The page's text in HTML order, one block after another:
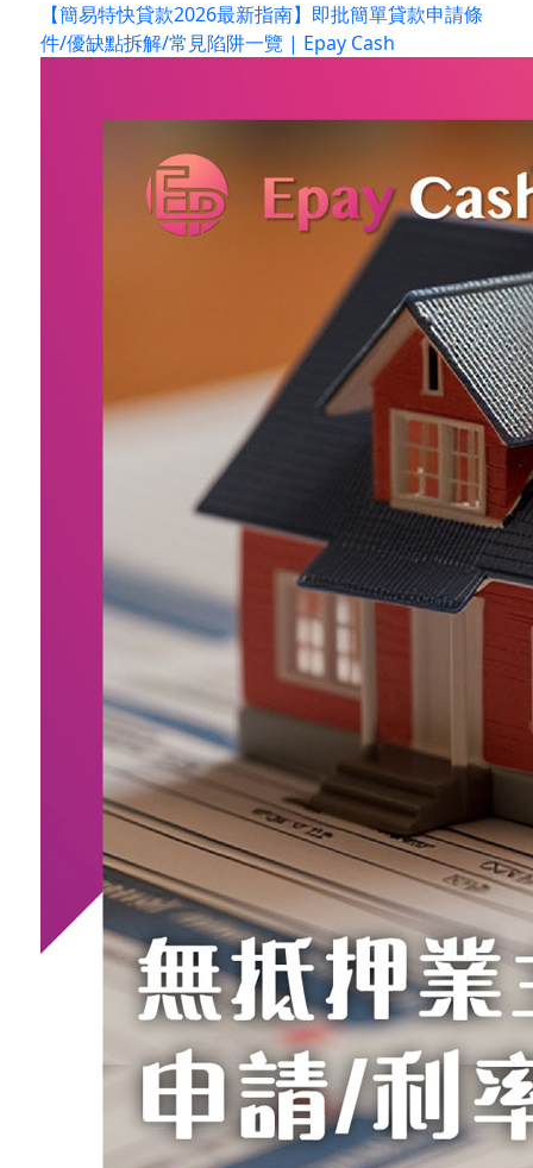
【簡易特快貸款2026最新指南】即批簡單貸款申請條
件/優缺點拆解/常見陷阱一覽 | Epay Cash